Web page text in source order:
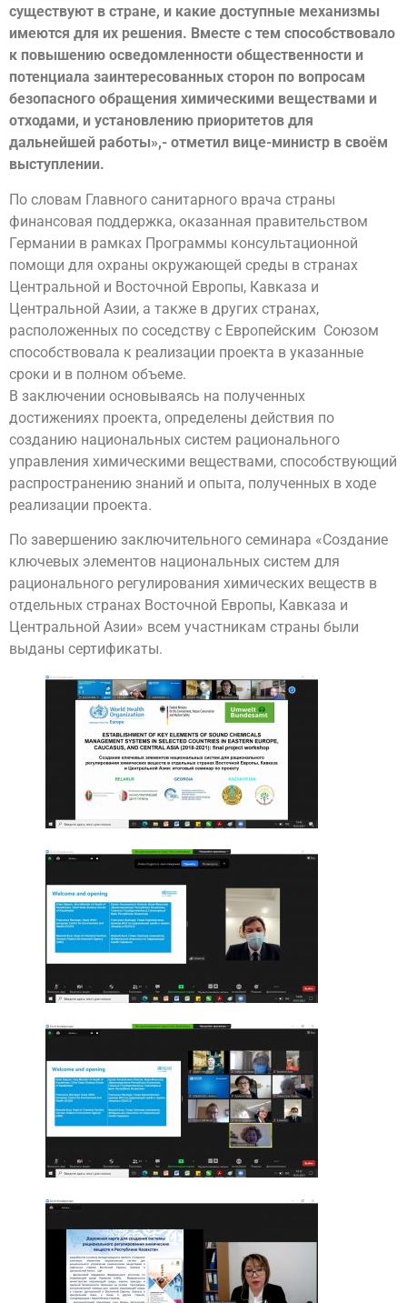
существуют в стране, и какие доступные механизмы
имеются для их решения. Вместе с тем способствовало
к повышению осведомленности общественности и
потенциала заинтересованных сторон по вопросам
безопасного обращения химическими веществами и
отходами, и установлению приоритетов для
дальнейшей работы»,- отметил вице-министр в своём
выступлении.
По словам Главного санитарного врача страны
финансовая поддержка, оказанная правительством
Германии в рамках Программы консультационной
помощи для охраны окружающей среды в странах
Центральной и Восточной Европы, Кавказа и
Центральной Азии, а также в других странах,
расположенных по соседству с Европейским Союзом
способствовала к реализации проекта в указанные
сроки и в полном объеме.
В заключении основываясь на полученных
достижениях проекта, определены действия по
созданию национальных систем рационального
управления химическими веществами, способствующий
распространению знаний и опыта, полученных в ходе
реализации проекта.
По завершению заключительного семинара «Создание
ключевых элементов национальных систем для
рационального регулирования химических веществ в
отдельных странах Восточной Европы, Кавказа и
Центральной Азии» всем участникам страны были
выданы сертификаты.